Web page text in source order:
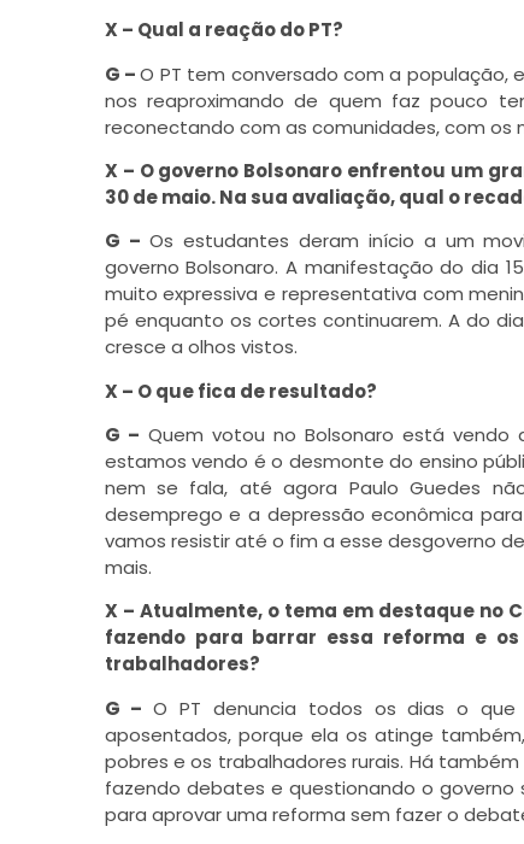
X – Qual a reação do PT?
G –O PT tem conversado com a
nos reaproximando de quem faz pouco
reconectando com as comunidades, com os
X – O governo Bolsonaro enfrentou um
30 de maio. Na sua avaliação, qual o
G – Os estudantes deram início a um
governo Bolsonaro. A manifestação do dia
muito expressiva e representativa com
pé enquanto os cortes continuarem. A do
cresce a olhos vistos.
X – O que fica de resultado?
G – Quem votou no Bolsonaro está
estamos vendo é o desmonte do ensino
nem se fala, até agora Paulo Guedes
desemprego e a depressão econômica
vamos resistir até o fim a esse desgoverno
mais.
X – Atualmente, o tema em destaque no
fazendo para barrar essa reforma e
trabalhadores?
G – O PT denuncia todos os dias o
aposentados, porque ela os atinge
pobres e os trabalhadores rurais. Há
fazendo debates e questionando o
para aprovar uma reforma sem fazer o